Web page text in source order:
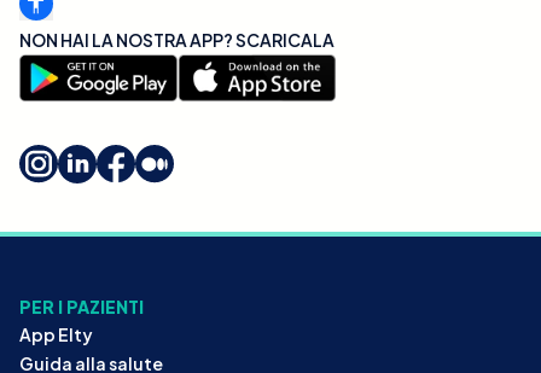
NON HAI LA NOSTRA APP? SCARICALA
PER I PAZIENTI
App Elty
Guida alla salute